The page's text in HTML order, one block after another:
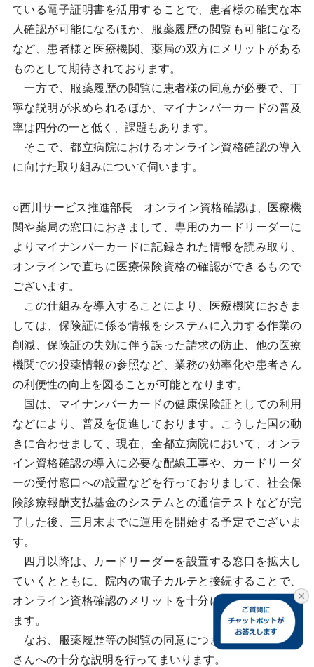
ている電子証明書を活用することで、患者様の確実な本
人確認が可能になるほか、服薬履歴の閲覧も可能になる
など、患者様と医療機関、薬局の双方にメリットがある
ものとして期待されております。
一方で、服薬履歴の閲覧に患者様の同意が必要で、丁
寧な説明が求められるほか、マイナンバーカードの普及
率は四分の一と低く、課題もあります。
そこで、都立病院におけるオンライン資格確認の導入
に向けた取り組みについて伺います。
○西川サービス推進部長 オンライン資格確認は、医療機
関や薬局の窓口におきまして、専用のカードリーダーに
よりマイナンバーカードに記録された情報を読み取り、
オンラインで直ちに医療保険資格の確認ができるもので
ございます。
この仕組みを導入することにより、医療機関におきま
しては、保険証に係る情報をシステムに入力する作業の
削減、保険証の失効に伴う誤った請求の防止、他の医療
機関での投薬情報の参照など、業務の効率化や患者さん
の利便性の向上を図ることが可能となります。
国は、マイナンバーカードの健康保険証としての利用
などにより、普及を促進しております。こうした国の動
きに合わせまして、現在、全都立病院において、オンラ
イン資格確認の導入に必要な配線工事や、カードリーダ
ーの受付窓口への設置などを行っておりまして、社会保
険診療報酬支払基金のシステムとの通信テストなどが完
了した後、三月末までに運用を開始する予定でございま
す。
四月以降は、カードリーダーを設置する窓口を拡大し
ていくとともに、院内の電子カルテと接続することで、
オンライン資格確認のメリットを十分に生かしてまいり
ます。
なお、服薬履歴等の閲覧の同意につきましては、患者
さんへの十分な説明を行ってまいります。